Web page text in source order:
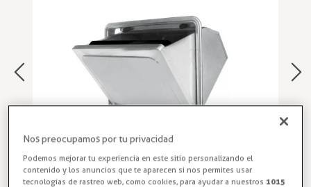
Nos preocupamos por tu privacidad
Podemos mejorar tu experiencia en este sitio personalizando el
contenido y los anuncios que te aparecen si nos permites usar
tecnologías de rastreo web, como cookies, para ayudar a nuestros 1015